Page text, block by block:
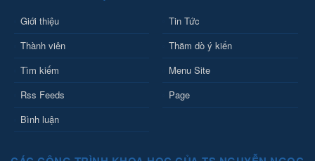
Giới thiệu
Tin Tức
Thành viên
Thăm dò ý kiến
Tìm kiếm
Menu Site
Rss Feeds
Page
Bình luận